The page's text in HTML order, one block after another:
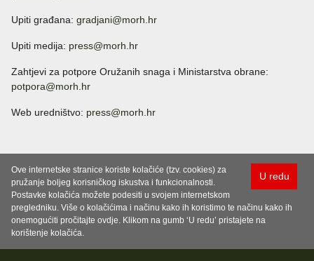
Upiti građana: gradjani@morh.hr
Upiti medija: press@morh.hr
Zahtjevi za potpore Oružanih snaga i Ministarstva obrane:
potpora@morh.hr
Web uredništvo: press@morh.hr
U redu
Ove internetske stranice koriste kolačiće (tzv. cookies) za
pružanje boljeg korisničkog iskustva i funkcionalnosti.
Postavke kolačića možete podesiti u svojem internetskom
pregledniku. Više o kolačićima i načinu kako ih koristimo te načinu kako ih
onemogućiti pročitajte ovdje. Klikom na gumb ‘U redu’ pristajete na
korištenje kolačića.